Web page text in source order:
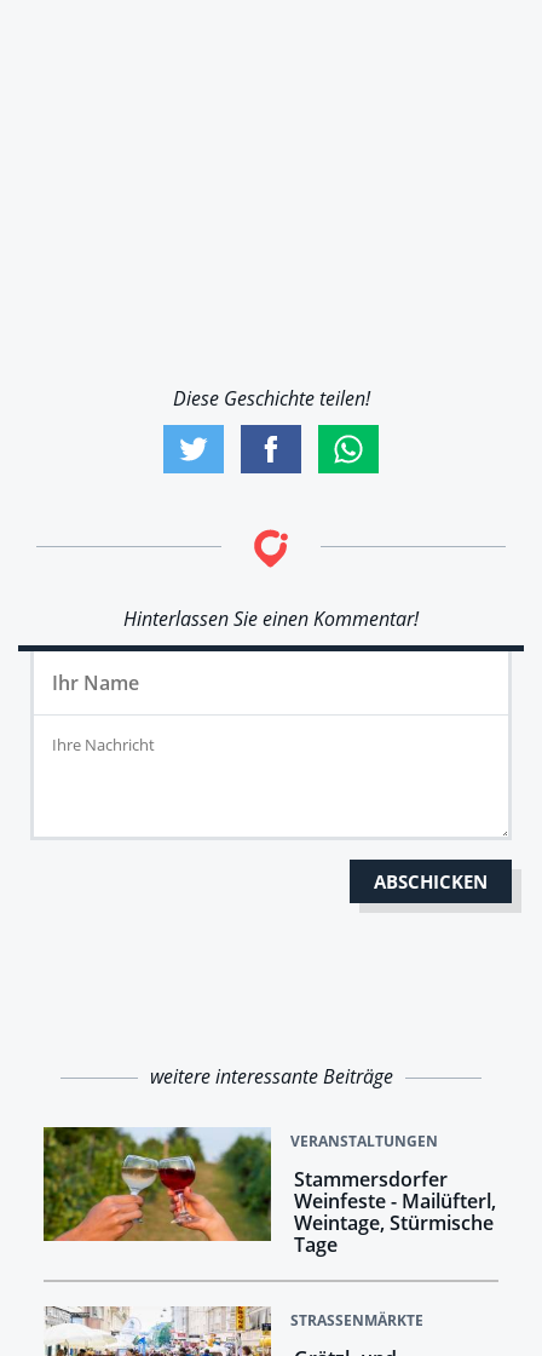
Diese Geschichte teilen!
Hinterlassen Sie einen Kommentar!
weitere interessante Beiträge
VERANSTALTUNGEN
Stammersdorfer
Weinfeste - Mailüfterl,
Weintage, Stürmische
Tage
STRASSENMÄRKTE